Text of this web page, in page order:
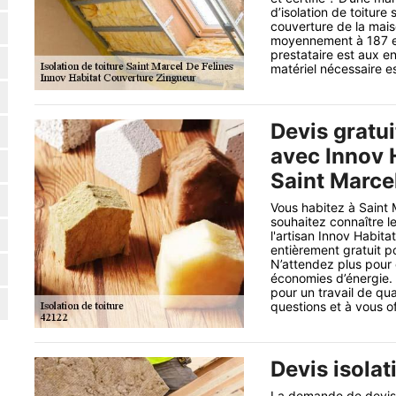
d’isolation de toiture
couverture de la
moyennement à 187
prestataire est aux
matériel nécessaire
Devis
avec Innov
Saint
Vous habitez à Saint
souhaitez connaître
l'artisan Innov
entièrement gratuit
N’attendez plus
économies
pour un travail de
questions et à vous
Devis